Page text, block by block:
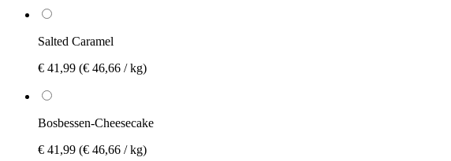
Salted Caramel
€ 41,99 (€ 46,66 / kg)
Bosbessen-Cheesecake
€ 41,99 (€ 46,66 / kg)